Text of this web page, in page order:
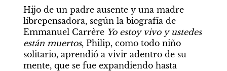
Hijo de un padre ausente y una madre
librepensadora, según la biografía de
Emmanuel Carrère Yo estoy vivo y ustedes
están muertos, Philip, como todo niño
solitario, aprendió a vivir adentro de su
mente, que se fue expandiendo hasta